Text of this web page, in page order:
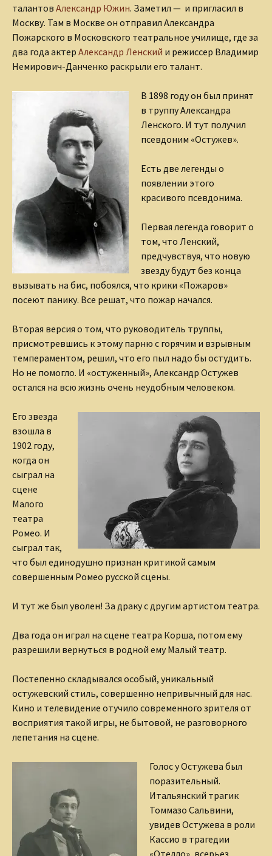
талантов Александр Южин. Заметил — и пригласил в
Москву. Там в Москве он отправил Александра
Пожарского в Московского театральное училище, где за
два года актер Александр Ленский и режиссер Владимир
Немирович-Данченко раскрыли его талант.
В 1898 году он был принят
в труппу Александра
Ленского. И тут получил
псевдоним «Остужев».
Есть две легенды о
появлении этого
красивого псевдонима.
Первая легенда говорит о
том, что Ленский,
предчувствуя, что новую
звезду будут без конца
вызывать на бис, побоялся, что крики «Пожаров»
посеют панику. Все решат, что пожар начался.
Вторая версия о том, что руководитель труппы,
присмотревшись к этому парню с горячим и взрывным
темпераментом, решил, что его пыл надо бы остудить.
Но не помогло. И «остуженный», Александр Остужев
остался на всю жизнь очень неудобным человеком.
Его звезда
взошла в
1902 году,
когда он
сыграл на
сцене
Малого
театра
Ромео. И
сыграл так,
что был единодушно признан критикой самым
совершенным Ромео русской сцены.
И тут же был уволен! За драку с другим артистом театра.
Два года он играл на сцене театра Корша, потом ему
разрешили вернуться в родной ему Малый театр.
Постепенно складывался особый, уникальный
остужевский стиль, совершенно непривычный для нас.
Кино и телевидение отучило современного зрителя от
восприятия такой игры, не бытовой, не разговорного
лепетания на сцене.
Голос у Остужева был
поразительный.
Итальянский трагик
Томмазо Сальвини,
увидев Остужева в роли
Кассио в трагедии
«Отелло», всерьез